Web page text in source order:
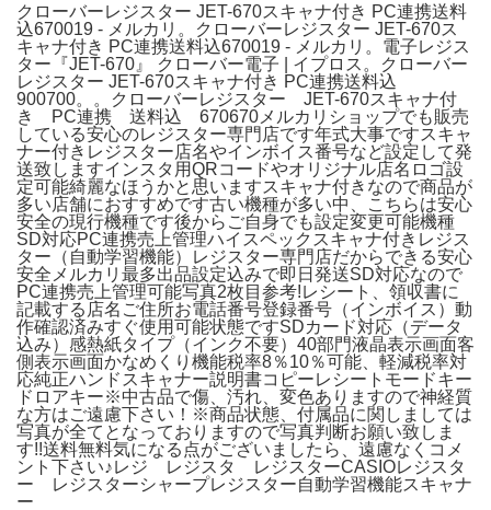
クローバーレジスター JET-670スキャナ付き PC連携送料
込670019 - メルカリ。クローバーレジスター JET-670ス
キャナ付き PC連携送料込670019 - メルカリ。電子レジス
ター『JET-670』 クローバー電子 | イプロス。クローバー
レジスター JET-670スキャナ付き PC連携送料込
900700。。クローバーレジスター JET-670スキャナ付
き PC連携 送料込 670670メルカリショップでも販売
している安心のレジスター専門店です年式大事ですスキャ
ナー付きレジスター店名やインボイス番号など設定して発
送致しますインスタ用QRコードやオリジナル店名ロゴ設
定可能綺麗なほうかと思いますスキャナ付きなので商品が
多い店舗におすすめです古い機種が多い中、こちらは安心
安全の現行機種です後からご自身でも設定変更可能機種
SD対応PC連携売上管理ハイスペックスキャナ付きレジス
ター（自動学習機能）レジスター専門店だからできる安心
安全メルカリ最多出品設定込みで即日発送SD対応なので
PC連携売上管理可能写真2枚目参考!レシート、領収書に
記載する店名ご住所お電話番号登録番号（インボイス）動
作確認済みすぐ使用可能状態ですSDカード対応（データ
込み）感熱紙タイプ（インク不要）40部門液晶表示画面客
側表示画面かなめくり機能税率8％10％可能、軽減税率対
応純正ハンドスキャナー説明書コピーレシートモードキー
ドロアキー※中古品で傷、汚れ、変色ありますので神経質
な方はご遠慮下さい！※商品状態、付属品に関しましては
写真が全てとなっておりますので写真判断お願い致しま
す!!送料無料気になる点がございましたら、遠慮なくコメ
ント下さい♪レジ レジスタ レジスターCASIOレジスタ
ー レジスターシャープレジスター自動学習機能スキャナ
ー